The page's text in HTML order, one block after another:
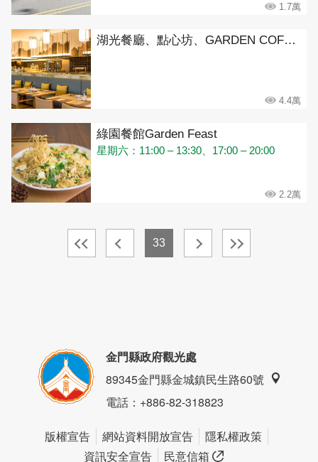
1.7萬
湖光餐廳、點心坊、GARDEN COFFEE(金湖飯店)
4.4萬
綠園餐館Garden Feast
星期六：11:00 – 13:30、17:00 – 20:00
2.2萬
33
金門縣政府觀光處
89345金門縣金城鎮民生路60號
電話：+886-82-318823
版權宣告 網站資料開放宣告
隱私權政策
資訊安全宣告
民意信箱